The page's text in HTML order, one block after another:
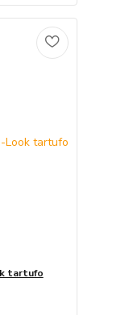
tartufo